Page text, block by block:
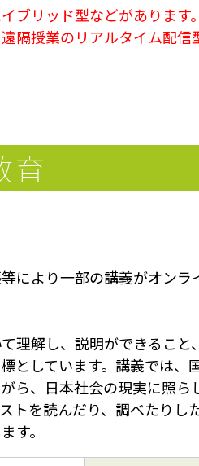
ブリッド型などがありま
隔授業のリアルタイム配信
育
より一部の講義がオンラ
理解し、説明ができるこ
としています。講義では
ら、日本社会の現実に照
トを読んだり、調べたり
す。